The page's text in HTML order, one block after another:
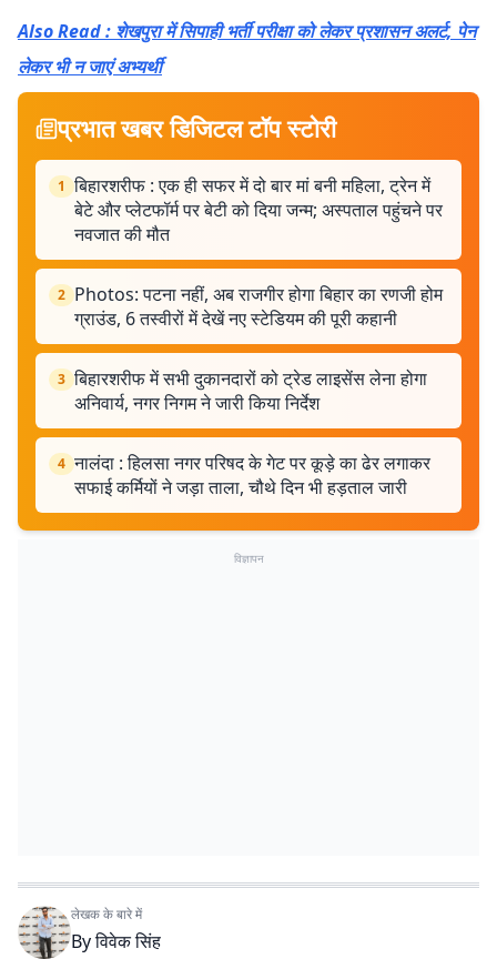
Also Read : शेखपुरा में सिपाही भर्ती परीक्षा को लेकर प्रशासन अलर्ट, पेन
लेकर भी न जाएं अभ्यर्थी
प्रभात खबर डिजिटल टॉप स्टोरी
1 बिहारशरीफ : एक ही सफर में दो बार मां बनी महिला, ट्रेन में
बेटे और प्लेटफॉर्म पर बेटी को दिया जन्म; अस्पताल पहुंचने पर
नवजात की मौत
2 Photos: पटना नहीं, अब राजगीर होगा बिहार का रणजी होम
ग्राउंड, 6 तस्वीरों में देखें नए स्टेडियम की पूरी कहानी
3 बिहारशरीफ में सभी दुकानदारों को ट्रेड लाइसेंस लेना होगा
अनिवार्य, नगर निगम ने जारी किया निर्देश
4 नालंदा : हिलसा नगर परिषद के गेट पर कूड़े का ढेर लगाकर
सफाई कर्मियों ने जड़ा ताला, चौथे दिन भी हड़ताल जारी
विज्ञापन
लेखक के बारे में
Byविवेक सिंह